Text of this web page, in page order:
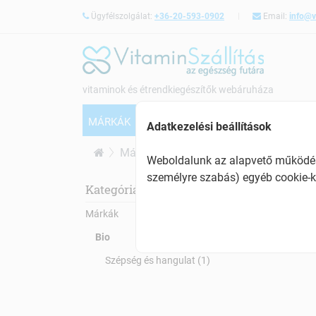
Ügyfélszolgálat: +36-20-593-0902 Email:
vitaminok és étrendkiegészítők webáruháza
MÁRKÁK VITAMINOK CSONTERŐSÍTÉS
Márkák
Kategóriák:
Márkák
Bio
Szépség és hangulat (1)
Adatkezelési beállítások
Weboldalunk az alapvető
személyre szabás) egyéb